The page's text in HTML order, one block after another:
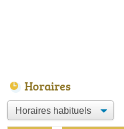
Horaires